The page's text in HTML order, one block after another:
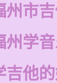
州市
州学
吉他